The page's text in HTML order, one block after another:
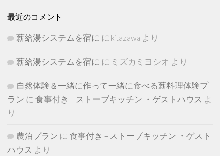
最近のコメント
薪給湯システムを宿に に kitazawa より
薪給湯システムを宿に に ミズカミヨシオ より
自然体験＆一緒に作って一緒に食べる薪料理体験プ
ラン に 食事付き – ストーブキッチン ・ゲストハウス よ
り
農泊プラン に 食事付き – ストーブキッチン ・ゲスト
ハウス より